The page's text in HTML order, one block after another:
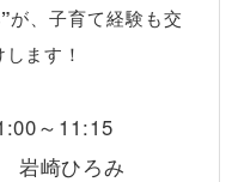
が、子育て経験も交
ます！
～11:15
岩崎ひろみ